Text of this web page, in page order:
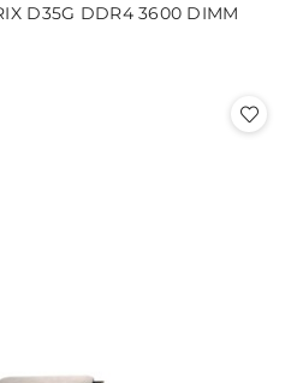
D35G DDR4 3600 DIMM